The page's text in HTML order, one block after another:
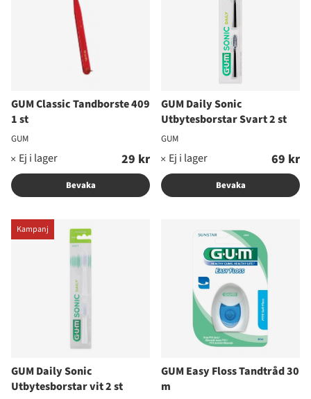
GUM Classic Tandborste 409
1 st
GUM
29 kr
Bevaka
GUM Daily Sonic
Utbytesborstar Svart 2 st
GUM
69 kr
Bevaka
Kampanj
GUM Daily Sonic
Utbytesborstar vit 2 st
GUM Easy Floss Tandtråd 30
m